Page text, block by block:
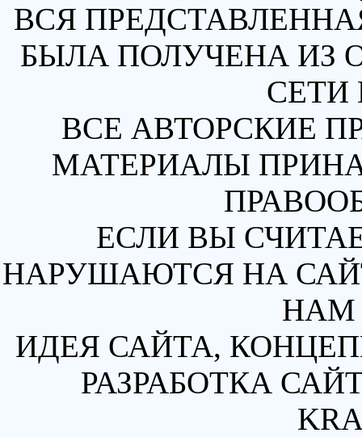
ВСЯ
БЫЛА ПОЛУЧЕНА ИЗ
СЕТИ
ВСЕ АВТОРСКИЕ
МАТЕРИАЛЫ
ЕСЛИ ВЫ
НАРУШАЮТСЯ НА
НАМ
ИДЕЯ САЙТА,
РАЗРАБОТКА